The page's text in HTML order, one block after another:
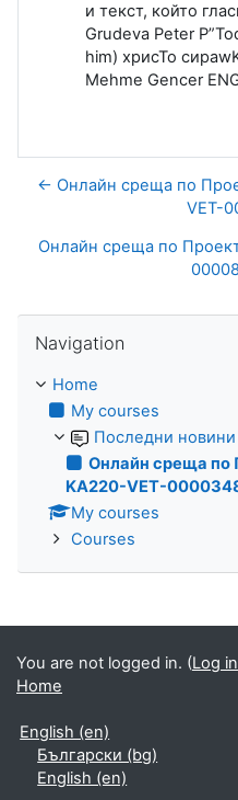
← Онлайн среща по
VET-
Oнлайн среща по
Navigation
Home
My courses
Последни новини
Онлайн среща по
KA220-VET-
My courses
Courses
You are not logged in. (Log in
Home
English ‎(en)‎
Български ‎(bg)‎
English ‎(en)‎